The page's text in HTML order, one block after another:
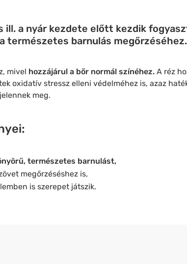
ill. a nyár kezdete előtt kezdik
természetes barnulás megőrzéséhez.
mivel hozzájárul a bőr normál színéhez.A réz
oxidatív stressz elleni védelméhez is, azaz
meg.
természetes barnulást,
megőrzéséshez is,
is szerepet játszik.